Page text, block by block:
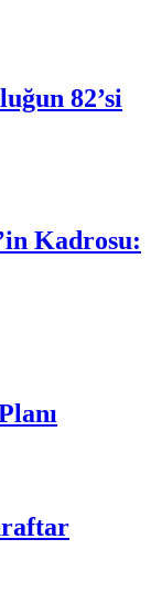
82’si
Kadrosu: